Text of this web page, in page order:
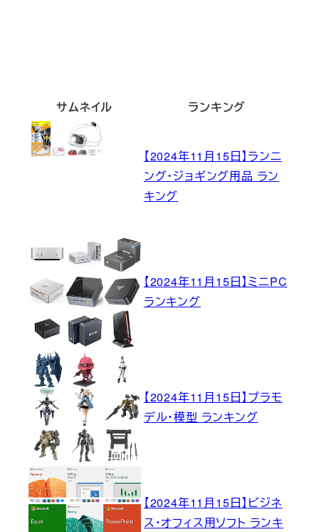
サムネイル ランキング
【2024年11月15日】ランニ
ング・ジョギング用品 ラン
キング
【2024年11月15日】ミニPC
ランキング
【2024年11月15日】プラモ
デル・模型 ランキング
【2024年11月15日】ビジネ
ス・オフィス用ソフト ランキ